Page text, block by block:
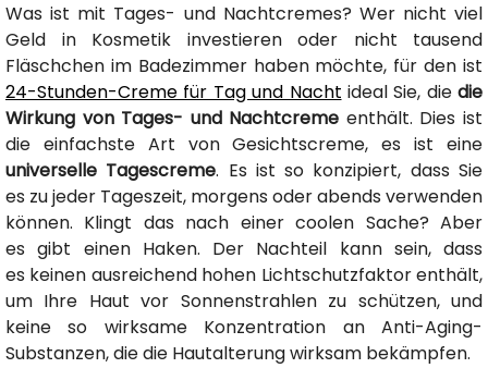
Was ist mit Tages- und Nachtcremes? Wer nicht viel
Geld in Kosmetik investieren oder nicht tausend
Fläschchen im Badezimmer haben möchte, für den ist
24-Stunden-Creme für Tag und Nacht ideal Sie, die die
Wirkung von Tages- und Nachtcreme enthält. Dies ist
die einfachste Art von Gesichtscreme, es ist eine
universelle Tagescreme. Es ist so konzipiert, dass Sie
es zu jeder Tageszeit, morgens oder abends verwenden
können. Klingt das nach einer coolen Sache? Aber
es gibt einen Haken. Der Nachteil kann sein, dass
es keinen ausreichend hohen Lichtschutzfaktor enthält,
um Ihre Haut vor Sonnenstrahlen zu schützen, und
keine so wirksame Konzentration an Anti-Aging-
Substanzen, die die Hautalterung wirksam bekämpfen.